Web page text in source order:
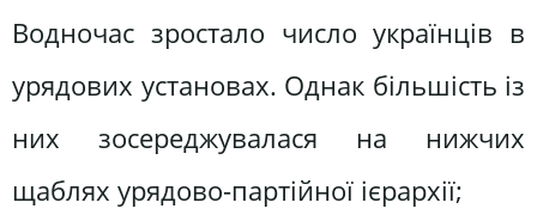
Водночас зростало число українців в
урядових установах. Однак більшість із
них зосереджувалася на нижчих
щаблях урядово-партійної ієрархії;